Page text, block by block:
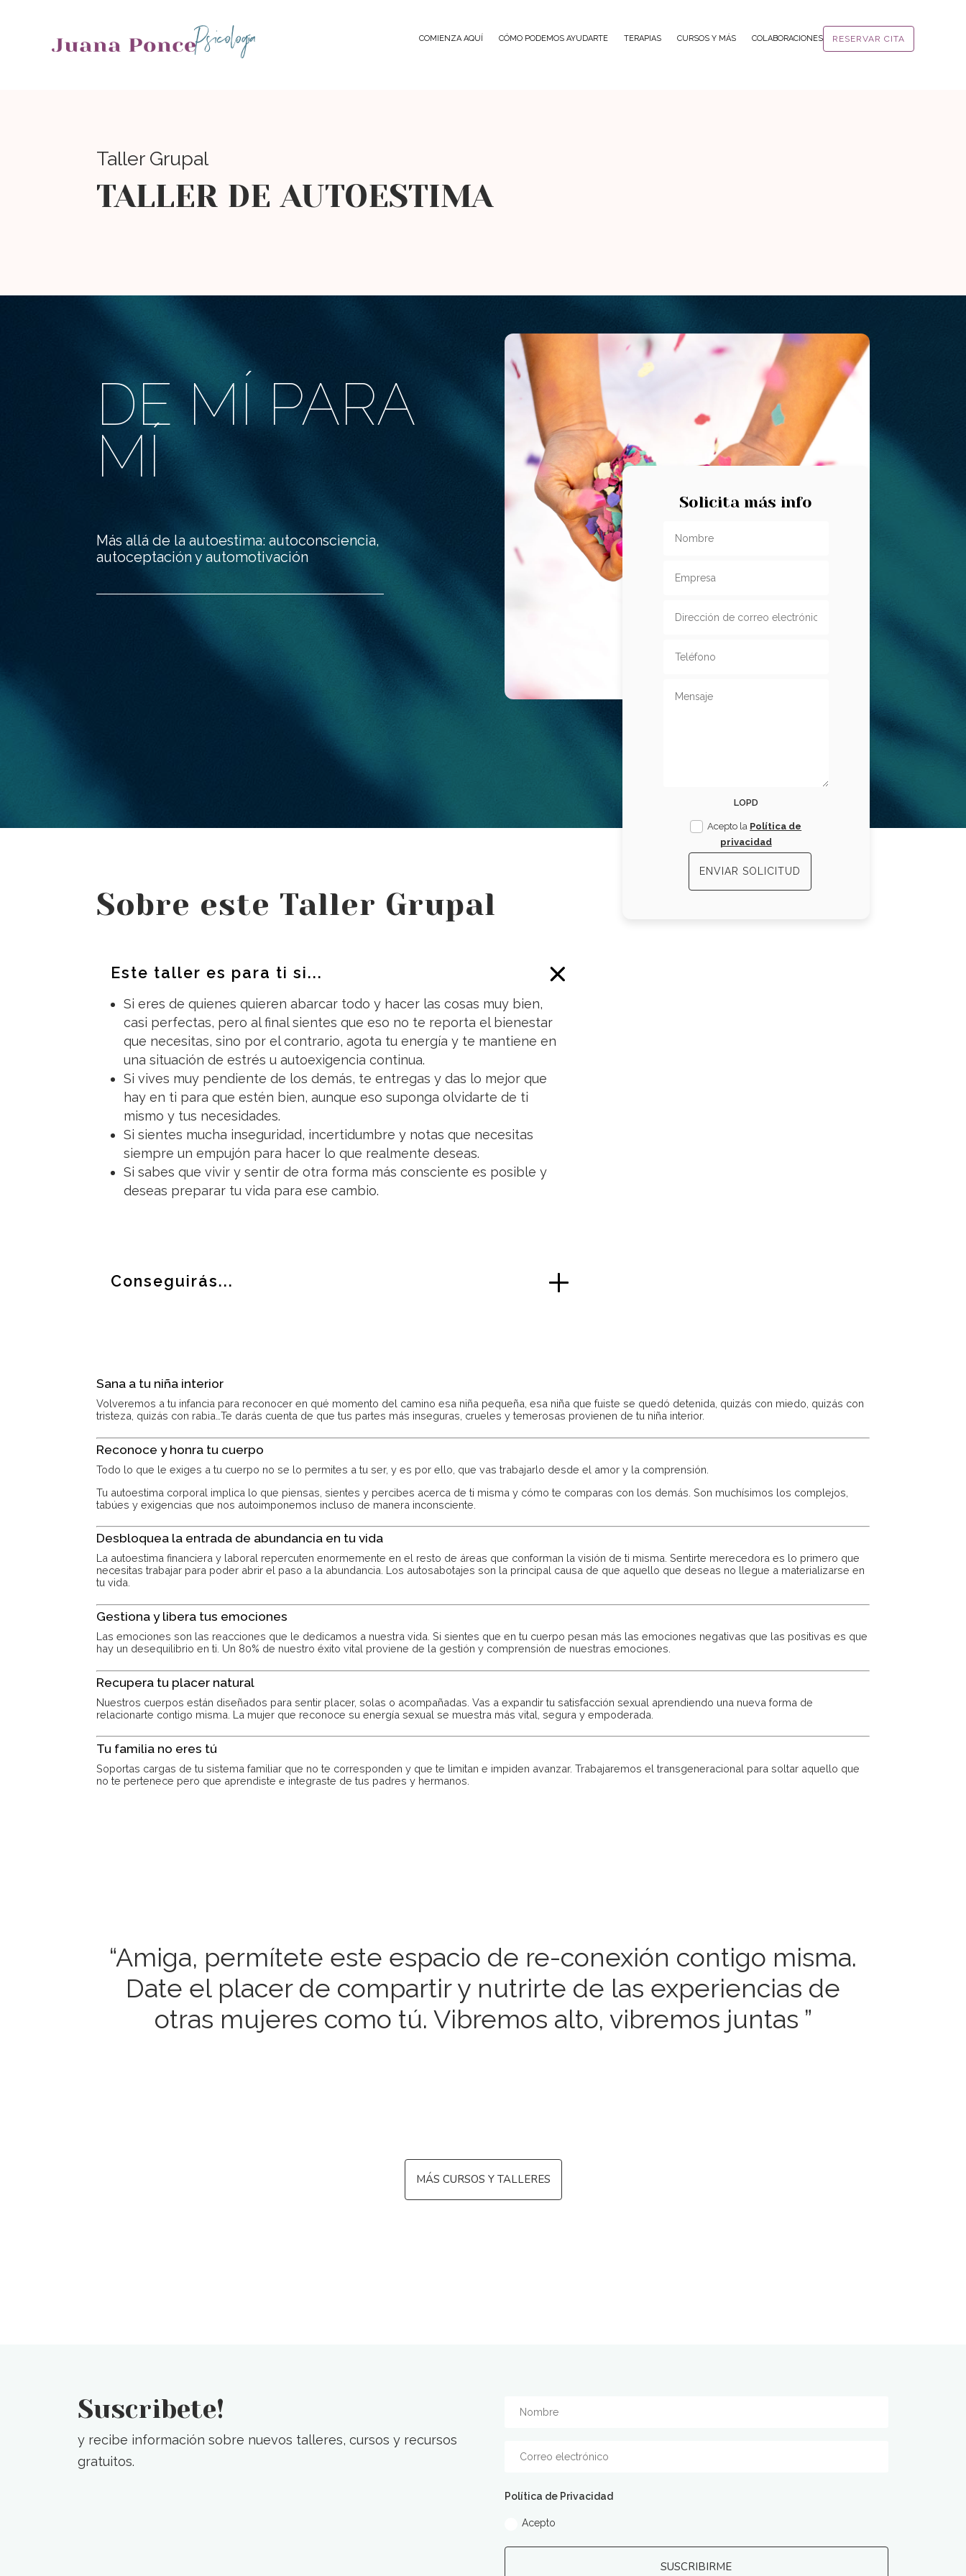
Psicología COMIENZA AQUÍ CÓMO PODEMOS AYUDARTE TERAPIAS CURSOS Y MÁS COLABORACIONES RESERVAR CITA
Taller Grupal
TALLER DE AUTOESTIMA
DE MÍ PARA
MÍ
Más allá de la autoestima: autoconsciencia,
autoceptación y automotivación
Sobre este Taller Grupal
Este taller es para ti si...
Si eres de quienes quieren abarcar todo y hacer las cosas muy bien,
casi perfectas, pero al final sientes que eso no te reporta el bienestar
que necesitas, sino por el contrario, agota tu energía y te mantiene en
una situación de estrés u autoexigencia continua.
Si vives muy pendiente de los demás, te entregas y das lo mejor que
hay en ti para que estén bien, aunque eso suponga olvidarte de ti
mismo y tus necesidades.
Si sientes mucha inseguridad, incertidumbre y notas que necesitas
siempre un empujón para hacer lo que realmente deseas.
Si sabes que vivir y sentir de otra forma más consciente es posible y
deseas preparar tu vida para ese cambio.
Conseguirás...
Solicita más info
LOPD
Acepto la Política de
privacidad
ENVIAR SOLICITUD
Sana a tu niña interior
Volveremos a tu infancia para reconocer en qué momento del camino esa niña pequeña, esa niña que fuiste se quedó detenida, quizás con miedo, quizás con
tristeza, quizás con rabia…Te darás cuenta de que tus partes más inseguras, crueles y temerosas provienen de tu niña interior.
Reconoce y honra tu cuerpo
Todo lo que le exiges a tu cuerpo no se lo permites a tu ser, y es por ello, que vas trabajarlo desde el amor y la comprensión.
Tu autoestima corporal implica lo que piensas, sientes y percibes acerca de ti misma y cómo te comparas con los demás. Son muchísimos los complejos,
tabúes y exigencias que nos autoimponemos incluso de manera inconsciente.
Desbloquea la entrada de abundancia en tu vida
La autoestima financiera y laboral repercuten enormemente en el resto de áreas que conforman la visión de ti misma. Sentirte merecedora es lo primero que
necesitas trabajar para poder abrir el paso a la abundancia. Los autosabotajes son la principal causa de que aquello que deseas no llegue a materializarse en
tu vida.
Gestiona y libera tus emociones
Las emociones son las reacciones que le dedicamos a nuestra vida. Si sientes que en tu cuerpo pesan más las emociones negativas que las positivas es que
hay un desequilibrio en ti. Un 80% de nuestro éxito vital proviene de la gestión y comprensión de nuestras emociones.
Recupera tu placer natural
Nuestros cuerpos están diseñados para sentir placer, solas o acompañadas. Vas a expandir tu satisfacción sexual aprendiendo una nueva forma de
relacionarte contigo misma. La mujer que reconoce su energía sexual se muestra más vital, segura y empoderada.
Tu familia no eres tú
Soportas cargas de tu sistema familiar que no te corresponden y que te limitan e impiden avanzar. Trabajaremos el transgeneracional para soltar aquello que
no te pertenece pero que aprendiste e integraste de tus padres y hermanos.
“Amiga, permítete este espacio de re-conexión contigo misma.
Date el placer de compartir y nutrirte de las experiencias de
otras mujeres como tú. Vibremos alto, vibremos juntas ”
MÁS CURSOS Y TALLERES
Suscribete!
y recibe información sobre nuevos talleres, cursos y recursos
gratuitos.
Política de Privacidad
Acepto
SUSCRIBIRME